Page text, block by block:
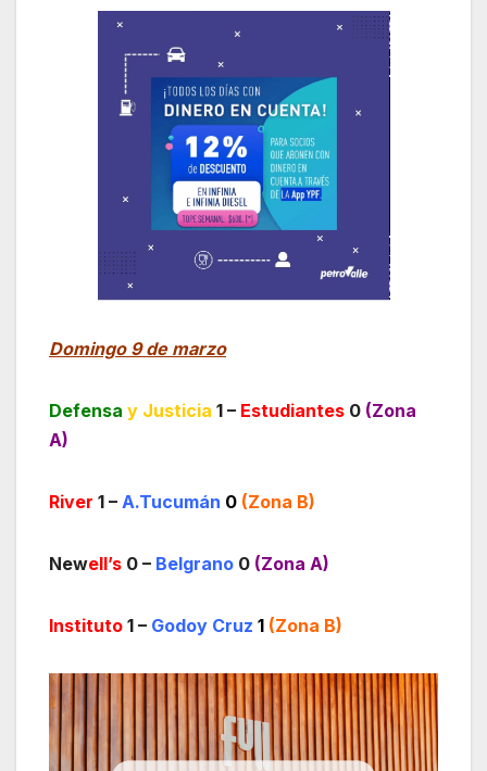
Domingo 9 de marzo
Defensa y Justicia 1 – Estudiantes 0 (Zona
A)
River 1 – A.Tucumán 0 (Zona B)
Newell’s 0 – Belgrano 0 (Zona A)
Instituto 1 – Godoy Cruz 1 (Zona B)